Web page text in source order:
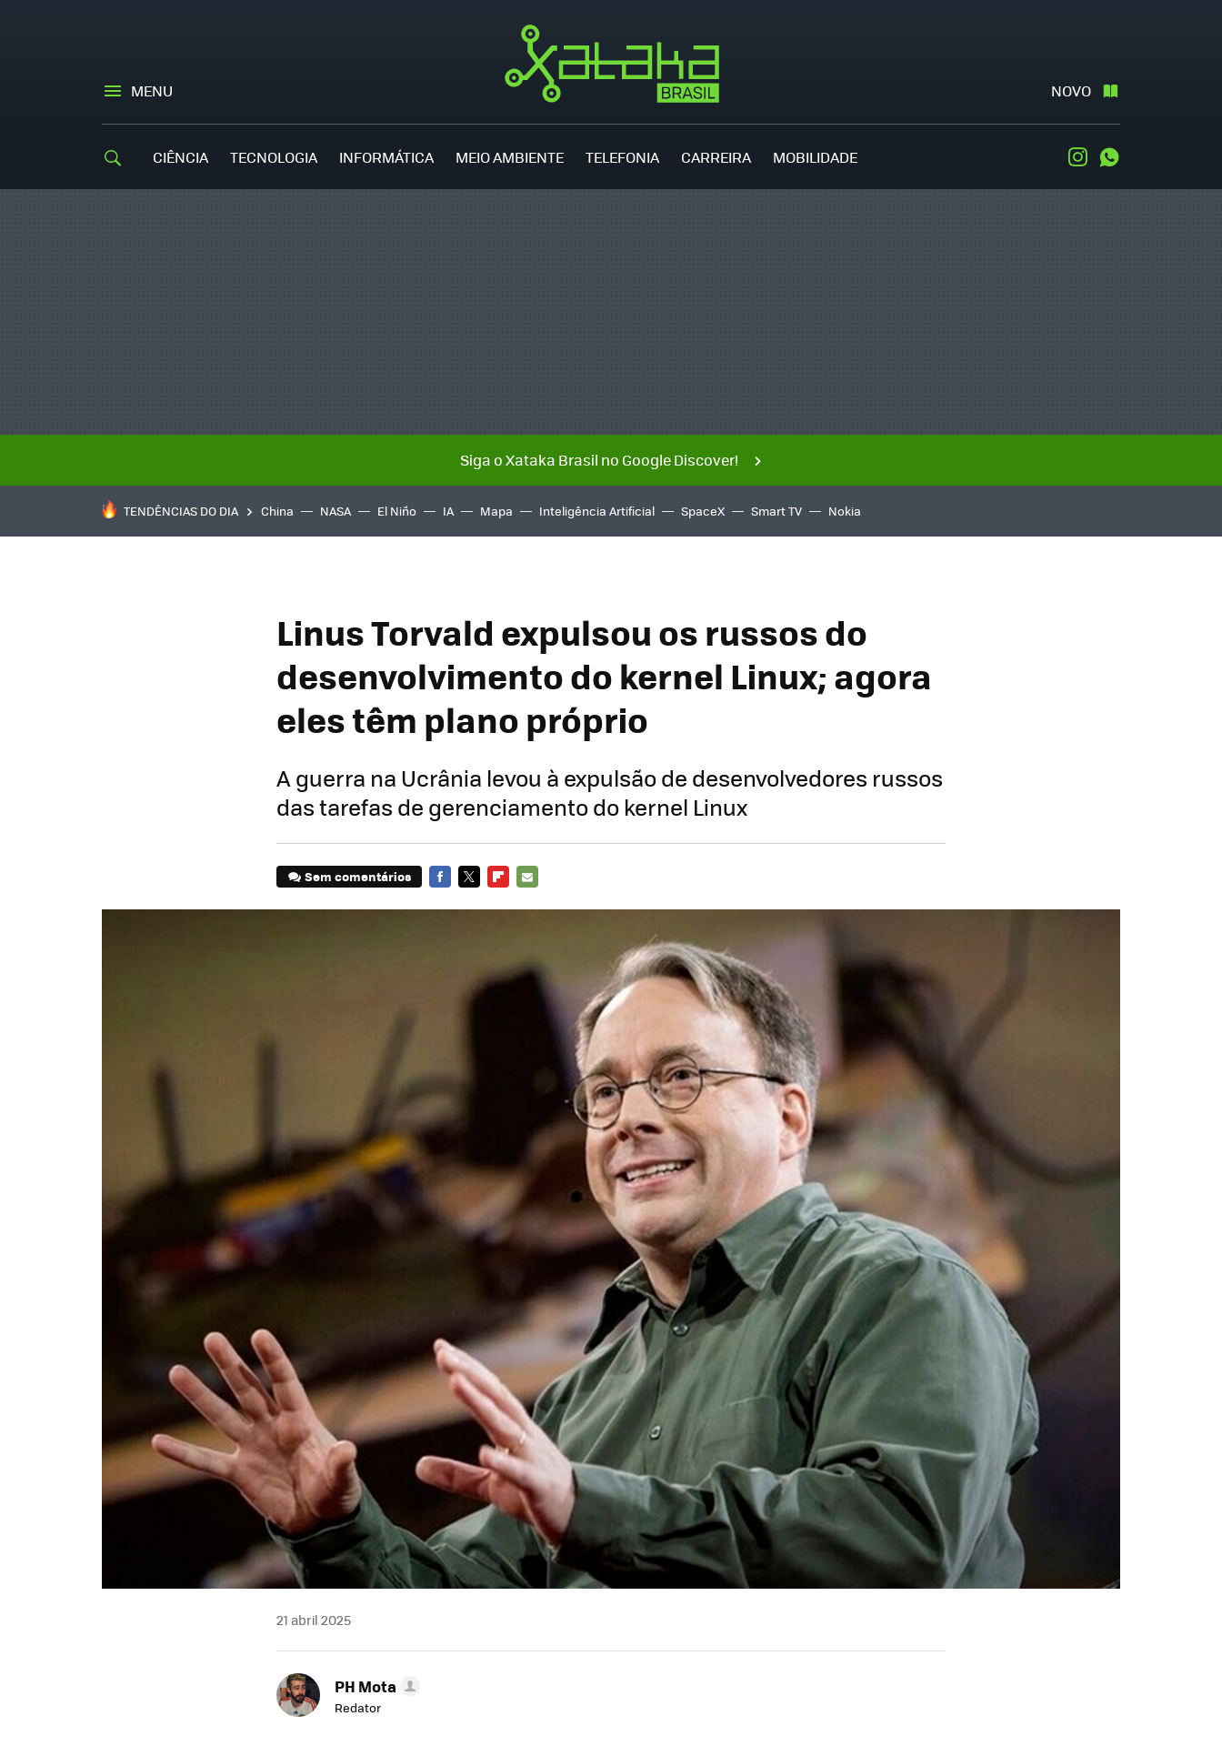
MENU NOVO
CIÊNCIA TECNOLOGIA INFORMÁTICA MEIO AMBIENTE TELEFONIA CARREIRA MOBILIDADE Instagram
Siga o Xataka Brasil no Google Discover!
TENDÊNCIAS DO DIA China NASA El Niño IA Mapa Inteligência Artificial SpaceX Smart TV Nokia
Linus Torvald expulsou os russos do
desenvolvimento do kernel Linux; agora
eles têm plano próprio
A guerra na Ucrânia levou à expulsão de desenvolvedores russos
das tarefas de gerenciamento do kernel Linux
Sem comentários
21 abril 2025
PH Mota
Redator